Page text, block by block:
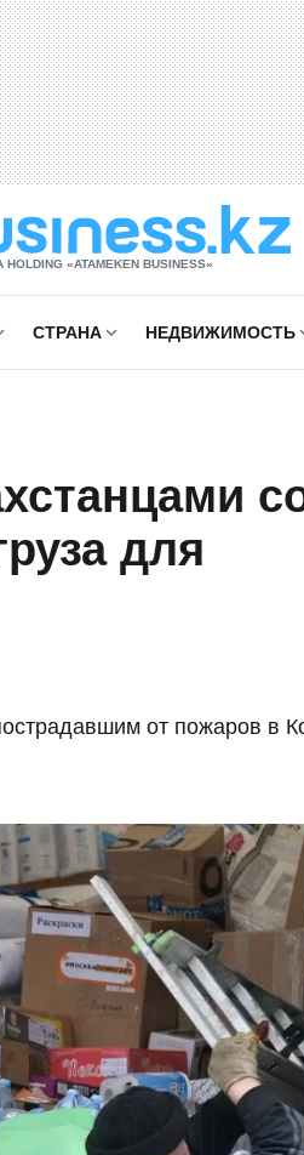
HOLDING «ATAMEKЕN BUSINESS»
СТРАНА НЕДВИЖИМОСТЬ
для
от пожаров в